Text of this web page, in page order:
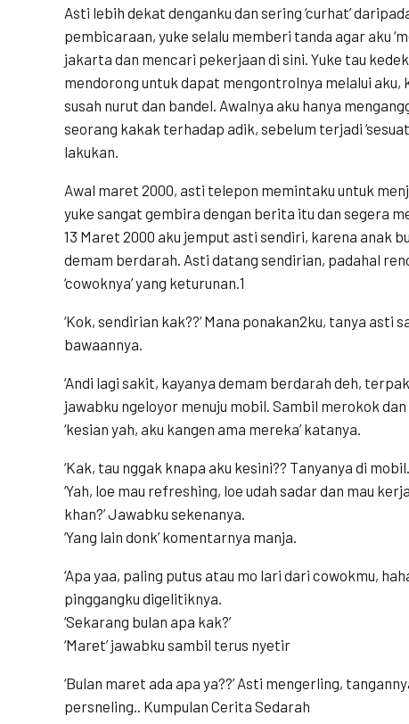
Asti lebih dekat denganku dan sering ‘curhat’
pembicaraan, yuke selalu memberi tanda agar aku
jakarta dan mencari pekerjaan di sini. Yuke tau
mendorong untuk dapat mengontrolnya melalui aku,
susah nurut dan bandel. Awalnya aku hanya
seorang kakak terhadap adik, sebelum terjadi
lakukan.
Awal maret 2000, asti telepon memintaku untuk
yuke sangat gembira dengan berita itu dan segera
13 Maret 2000 aku jemput asti sendiri, karena anak
demam berdarah. Asti datang sendirian, padahal
‘cowoknya’ yang keturunan.1
‘Kok, sendirian kak??’ Mana ponakan2ku, tanya asti
bawaannya.
‘Andi lagi sakit, kayanya demam berdarah deh,
jawabku ngeloyor menuju mobil. Sambil merokok
‘kesian yah, aku kangen ama mereka’ katanya.
‘Kak, tau nggak knapa aku kesini?? Tanyanya di mobil.
‘Yah, loe mau refreshing, loe udah sadar dan mau
khan?’ Jawabku sekenanya.
‘Yang lain donk’ komentarnya manja.
‘Apa yaa, paling putus atau mo lari dari cowokmu,
pinggangku digelitiknya.
‘Sekarang bulan apa kak?’
‘Maret’ jawabku sambil terus nyetir
‘Bulan maret ada apa ya??’ Asti mengerling,
persneling.. Kumpulan Cerita Sedarah